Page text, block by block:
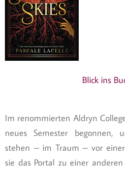
Blick ins
Im renommierten Aldryn
neues Semester begonnen,
stehen – im Traum – vor einer
sie das Portal zu einer